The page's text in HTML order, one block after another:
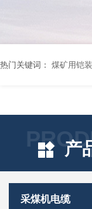
热门关键词： 煤矿用铠装通信电缆 煤矿用信号电缆 煤
产
采煤机电缆